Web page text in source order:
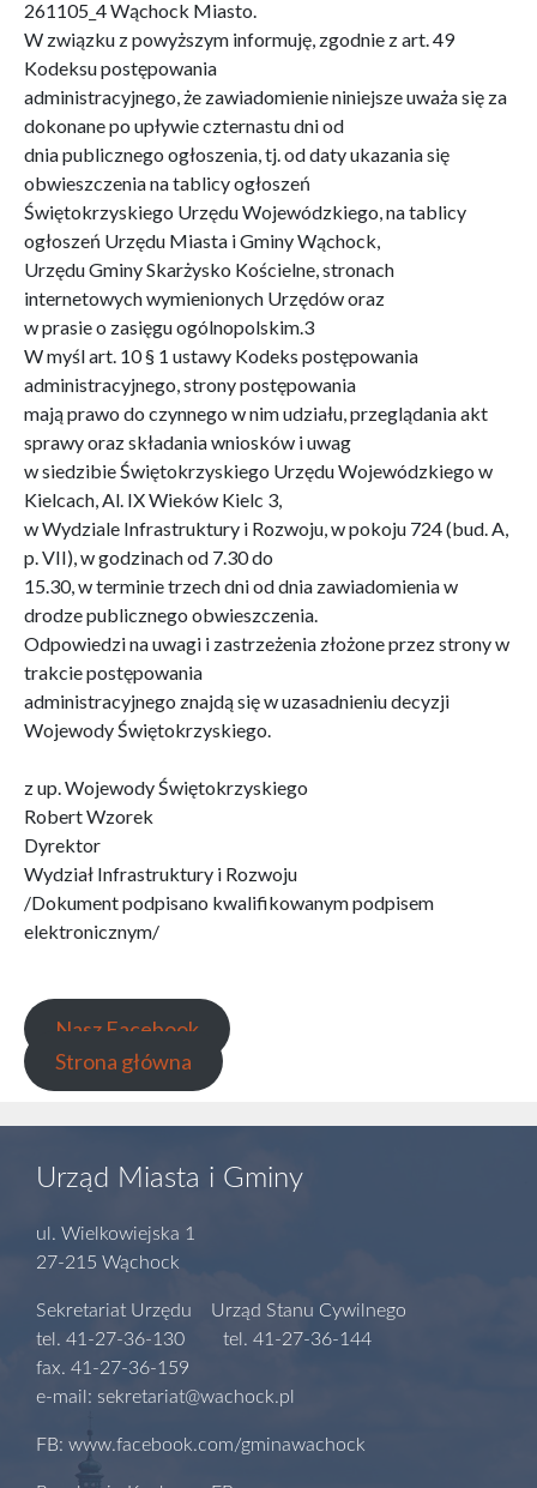
261105_4 Wąchock Miasto.
W związku z powyższym informuję, zgodnie z art. 49
Kodeksu postępowania
administracyjnego, że zawiadomienie niniejsze uważa się za
dokonane po upływie czternastu dni od
dnia publicznego ogłoszenia, tj. od daty ukazania się
obwieszczenia na tablicy ogłoszeń
Świętokrzyskiego Urzędu Wojewódzkiego, na tablicy
ogłoszeń Urzędu Miasta i Gminy Wąchock,
Urzędu Gminy Skarżysko Kościelne, stronach
internetowych wymienionych Urzędów oraz
w prasie o zasięgu ogólnopolskim.3
W myśl art. 10 § 1 ustawy Kodeks postępowania
administracyjnego, strony postępowania
mają prawo do czynnego w nim udziału, przeglądania akt
sprawy oraz składania wniosków i uwag
w siedzibie Świętokrzyskiego Urzędu Wojewódzkiego w
Kielcach, Al. IX Wieków Kielc 3,
w Wydziale Infrastruktury i Rozwoju, w pokoju 724 (bud. A,
p. VII), w godzinach od 7.30 do
15.30, w terminie trzech dni od dnia zawiadomienia w
drodze publicznego obwieszczenia.
Odpowiedzi na uwagi i zastrzeżenia złożone przez strony w
trakcie postępowania
administracyjnego znajdą się w uzasadnieniu decyzji
Wojewody Świętokrzyskiego.
z up. Wojewody Świętokrzyskiego
Robert Wzorek
Dyrektor
Wydział Infrastruktury i Rozwoju
/Dokument podpisano kwalifikowanym podpisem
elektronicznym/
Nasz Facebook
Strona główna
Urząd Miasta i Gminy
ul. Wielkowiejska 1
27-215 Wąchock
Sekretariat Urzędu Urząd Stanu Cywilnego
tel. 41-27-36-130 tel. 41-27-36-144
fax. 41-27-36-159
e-mail: sekretariat@wachock.pl
FB: www.facebook.com/gminawachock